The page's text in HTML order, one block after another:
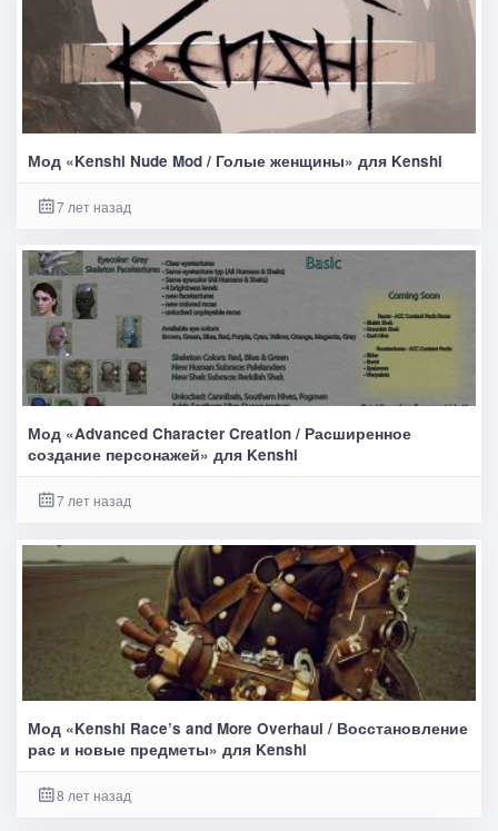
Мод «Kenshi Nude Mod / Голые женщины» для Kenshi
7 лет назад
Мод «Advanced Character Creation / Расширенное
создание персонажей» для Kenshi
7 лет назад
Мод «Kenshi Race’s and More Overhaul / Восстановление
рас и новые предметы» для Kenshi
8 лет назад